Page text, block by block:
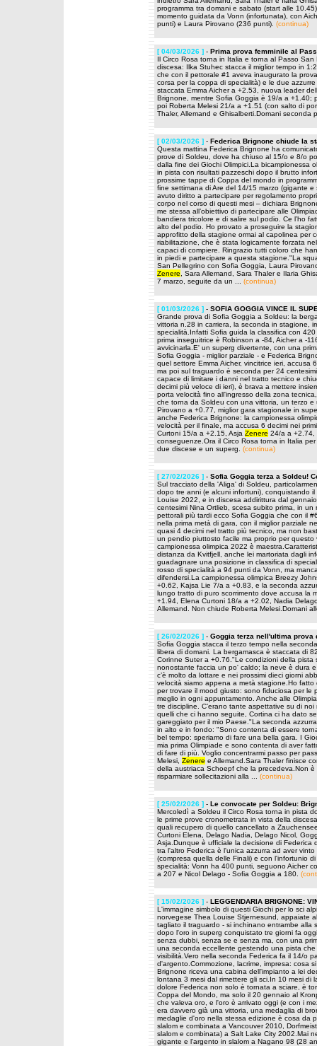
programma tra domani e sabato (start alle
momento guidata da Vonn (infortunata), con
punti) e Laura Pirovano (236 punti). (continua)
[ 04/03/2026 ] - Prima prova femminile al
Il Circo Rosa torna in Italia e torna al Passo
discesa: Ilka Stuhec stacca il miglior tempo in
che con il pettorale #1 aveva inaugurato la
corsa per la coppa di specialità) e le due
staccata Emma Aicher a +2.53, nuova leader
Brignone, mentre Sofia Goggia è 19/a a +1.40;
poi Roberta Melesi 21/a a +1.51 (con salto di
Thaler, Allemand e Ghisalberti.Domani
[ 02/03/2026 ] - Federica Brignone chiude la
Questa mattina Federica Brignone ha
prove di Soldeu, dove ha chiuso al 15/o e 8/o
dalla fine dei Giochi Olimpici.La bicampionessa
in pista con risultati pazzeschi dopo il brutto
prossime tappe di Coppa del mondo in
fine settimana di Are del 14/15 marzo (gigante
avuto diritto a partecipare per regolamento
corpo nel corso di questi mesi – dichiara
me stessa all’obiettivo di partecipare alle
bandiera tricolore e di salire sul podio. Ce l’ho
alto del podio. Ho provato a proseguire la
approfitto della stagione ormai al capolinea per
riabilitazione, che è stata logicamente forzata
capaci di compiere. Ringrazio tutti coloro che
in piedi e partecipare a questa stagione."La
San Pellegrino con Sofia Goggia, Laura
Zenere , Sara Allemand, Sara Thaler e Ilaria
7 marzo, seguite da un ... (continua)
[ 01/03/2026 ] - SOFIA GOGGIA VINCE IL
Grande prova di Sofia Goggia a Soldeu: la
vittoria n.28 in carriera, la seconda in stagione,
specialità.Infatti Sofia guida la classifica con
prima inseguitrice è Robinson a -84, Aicher a -
avvicinarla.E' un superg divertente, con una
Sofia Goggia - miglior parziale - e Federica
quel settore Emma Aicher, vincitrice ieri,
ma poi sul traguardo è seconda per 24
capace di limitare i danni nel tratto tecnico e
decimi più veloce di ieri), è brava a mettere
porta velocità fino all'ingresso della zona
che torna da Soldeu con una vittoria, un terzo
Pirovano a +0.77, miglior gara stagionale in
anche Federica Brignone: la campionessa
velocità per il finale, ma accusa 6 decimi nei
Curtoni 15/a a +2.15, Asja Zenere 24/a a +2.74,
conseguenze.Ora il Circo Rosa torna in Italia
due discese e un superg. (continua)
[ 27/02/2026 ] - Sofia Goggia terza a Soldeu!
Sul tracciato della 'Aliga' di Soldeu,
dopo tre anni (e alcuni infortuni), conquistando
Louise 2022, e in discesa addirittura dal
centesimi Nina Ortlieb, scesa subito prima, in
pettorali più tardi ecco Sofia Goggia che con il
nella prima metà di gara, con il miglior parziale
quasi 4 decimi nel tratto più tecnico, ma non
un pendio piuttosto facile ma proprio per
campionessa olimpica 2022 è
distanza da Kvitfjell, anche lei martoriata dagli
guadagnare una posizione in classifica di
rosso di specialità a 94 punti da Vonn, ma
difendersi.La campionessa olimpica Breezy
+0.62, Kajsa Lie 7/a a +0.83, e la seconda
lungo tratto di puro scorrimento dove accusa la
+1.94, Elena Curtoni 18/a a +2.02, Nadia
Allemand. Non chiude Roberta Melesi.Domani
[ 26/02/2026 ] - Goggia terza nell'ultima prova
Sofia Goggia stacca il terzo tempo nella
libera di domani. La bergamasca è staccata di
Corinne Suter a +0.76."Le condizioni della
nonostante faccia un po' caldo; la neve è dura
c’è molto da lottare e nei prossimi dieci giorni
velocità siamo appena a metà stagione.Ho
per trovare il mood giusto: sono fiduciosa per le
meglio in ogni appuntamento. Anche alle
tre discipline. C’erano tante aspettative su di
quelli che ci hanno seguite, Cortina ci ha dato
gareggiato per il mio Paese."La seconda
in alto e in fondo: "Sono contenta di essere
bel tempo: speriamo di fare una bella gara. I
mia prima Olimpiade e sono contenta di aver
di fare di più. Voglio concentrarmi passo per
Melesi, Zenere e Allemand.Sara Thaler finisce
della austriaca Schoepf che la precedeva.Non
risparmiare sollecitazioni alla ... (continua)
[ 25/02/2026 ] - Le convocate per Soldeu:
Mercoledì a Soldeu il Circo Rosa torna in pista
le prime prove cronometrata in vista della
quali recupero di quello cancellato a
Curtoni Elena, Delago Nadia, Delago Nicol,
Asja.Dunque è ufficiale la decisione di Federica
tra l'altro Federica è l'unica azzurra ad aver
(compresa quella delle Finali) e con l'infortunio
specialità: Vonn ha 400 punti, seguono Aicher
a 207 e Nicol Delago - Sofia Goggia a 180.
[ 15/02/2026 ] - LEGGENDARIA BRIGNONE:
L'immagine simbolo di questi Giochi per lo sci
norvegese Thea Louise Stjernesund, appaiate
tagliato il traguardo - si inchinano entrambe alla
dopo l'oro in superg conquistato tre giorni fa
senza dubbi, senza se e senza ma, con una
una seconda eccellente gestendo una pista
visibilità.Vero nella seconda Federica fa il 14/o
d'argento.Commozione, lacrime, impresa: cosa
Brignone riceva una cabina dell'impianto a lei
lontana 3 mesi dal rimettere gli sci.In 10 mesi di
dolore Federica non solo è tornata a sciare, è
Coppa del Mondo, ma solo il 20 gennaio al
che valeva oro, e l'oro è arrivato oggi (e con i
era davvero già una vittoria, una medaglia di
medaglie d'oro nella stessa edizione è cosa da
slalom e combinata a Vancouver 2010,
slalom e combinata) a Salt Lake City 2002.Mai
gigante e l'argento in slalom a Nagano 98 (28